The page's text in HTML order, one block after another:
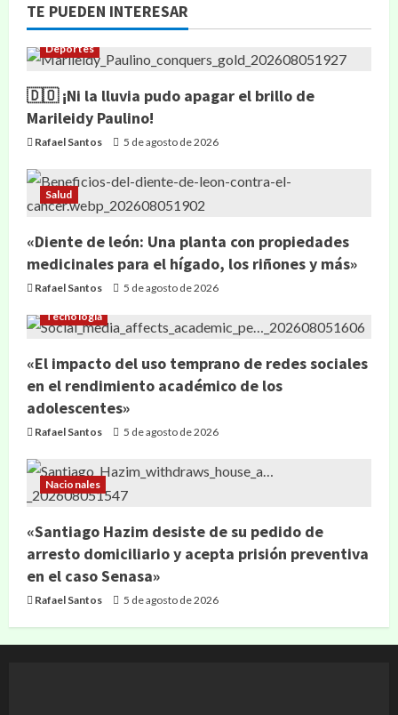
TE PUEDEN INTERESAR
Deportes
🇩🇴 ¡Ni la lluvia pudo apagar el brillo de
Marileidy Paulino!
Rafael Santos 5 de agosto de 2026
Salud
«Diente de león: Una planta con propiedades
medicinales para el hígado, los riñones y más»
Rafael Santos 5 de agosto de 2026
Tecnología
«El impacto del uso temprano de redes sociales
en el rendimiento académico de los
adolescentes»
Rafael Santos 5 de agosto de 2026
Nacionales
«Santiago Hazim desiste de su pedido de
arresto domiciliario y acepta prisión preventiva
en el caso Senasa»
Rafael Santos 5 de agosto de 2026